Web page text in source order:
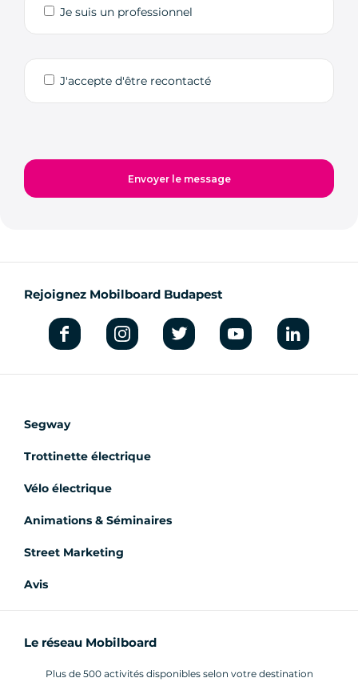
Je suis un professionnel
J'accepte d'être recontacté
Rejoignez Mobilboard Budapest
Segway
Trottinette électrique
Vélo électrique
Animations & Séminaires
Street Marketing
Avis
Le réseau Mobilboard
Plus de 500 activités disponibles selon votre destination